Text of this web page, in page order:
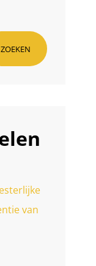
ZOEKEN
van